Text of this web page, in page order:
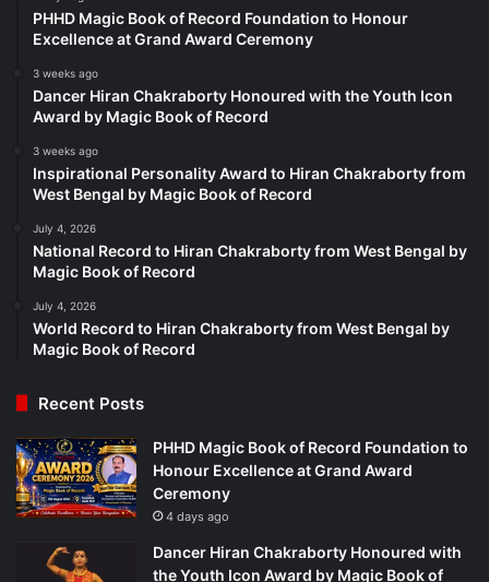
PHHD Magic Book of Record Foundation to Honour
Excellence at Grand Award Ceremony
3 weeks ago
Dancer Hiran Chakraborty Honoured with the Youth Icon
Award by Magic Book of Record
3 weeks ago
Inspirational Personality Award to Hiran Chakraborty from
West Bengal by Magic Book of Record
July 4, 2026
National Record to Hiran Chakraborty from West Bengal by
Magic Book of Record
July 4, 2026
World Record to Hiran Chakraborty from West Bengal by
Magic Book of Record
Recent Posts
PHHD Magic Book of Record Foundation to
Honour Excellence at Grand Award
Ceremony
4 days ago
Dancer Hiran Chakraborty Honoured with
the Youth Icon Award by Magic Book of